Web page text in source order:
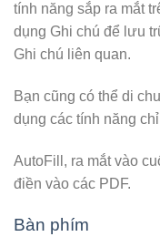
tính năng sắp ra mắt
dụng Ghi chú để lưu
Ghi chú liên quan.
Bạn cũng có thể di
dụng các tính năng
AutoFill, ra mắt vào
điền vào các PDF.
Bàn phím